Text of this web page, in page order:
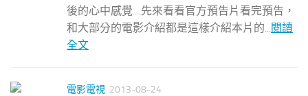
後的心中感覺....先來看看官方預告片看完預告，
和大部分的電影介紹都是這樣介紹本片的...閱讀
全文
電影電視 2013-08-24